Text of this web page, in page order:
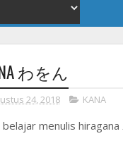
わをん
24, 2018 KANA
menulis hiragana